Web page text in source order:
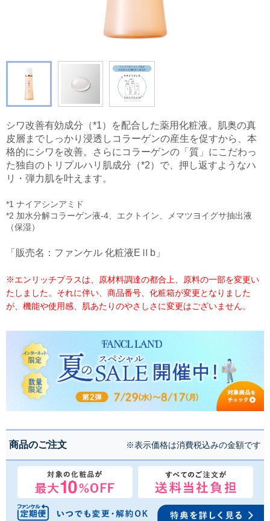
シワ改善有効成分（*1）を配合した薬用化粧液。肌奥の真
皮層までしっかり浸透しコラーゲンの産生を促すから、本
格的にシワを改善。さらにコラーゲンの「質」にこだわっ
た独自のトリプルハリ肌成分（*2）で、押し返すようなハ
リ・弾力肌を叶えます。
*1 ナイアシンアミド
*2 加水分解コラーゲン液-4、エクトイン、メマツヨイグサ抽出液
（保湿）
「販売名：ファンケル 化粧液EⅡb」
※エンリッチプラスは、原材料調達の都合上、原料の一部を変更い
たしました。それに伴い、商品番号、化粧箱が変更となりました
が、機能や使用感、肌あたりのやさしさに変更はございません。
商品のご注文 ※表示価格は消費税込みの金額です